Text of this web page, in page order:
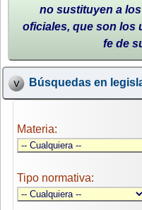
no sustituyen a
oficiales, que son los
fe de
Búsquedas en
Materia:
Tipo normativa: